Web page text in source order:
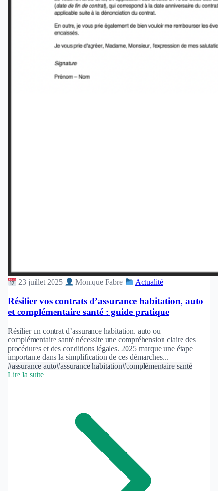
23 juillet 2025 Monique Fabre Actualité
Résilier vos contrats d’assurance habitation, auto
et complémentaire santé : guide pratique
Résilier un contrat d’assurance habitation, auto ou
complémentaire santé nécessite une compréhension claire des
procédures et des conditions légales. 2025 marque une étape
importante dans la simplification de ces démarches...
#assurance auto#assurance habitation#complémentaire santé
Lire la suite